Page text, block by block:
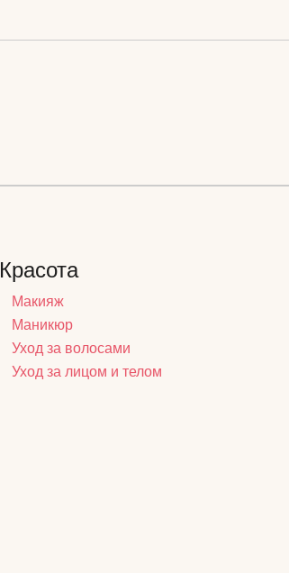
Красота
Макияж
Маникюр
Уход за волосами
Уход за лицом и телом